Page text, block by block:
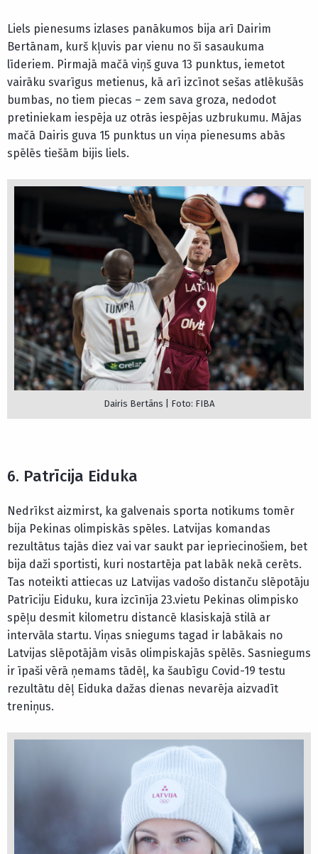
Liels pienesums izlases panākumos bija arī Dairim
Bertānam, kurš kļuvis par vienu no šī sasaukuma
līderiem. Pirmajā mačā viņš guva 13 punktus, iemetot
vairāku svarīgus metienus, kā arī izcīnot sešas atlēkušās
bumbas, no tiem piecas – zem sava groza, nedodot
pretiniekam iespēja uz otrās iespējas uzbrukumu. Mājas
mačā Dairis guva 15 punktus un viņa pienesums abās
spēlēs tiešām bijis liels.
Dairis Bertāns | Foto: FIBA
6. Patrīcija Eiduka
Nedrīkst aizmirst, ka galvenais sporta notikums tomēr
bija Pekinas olimpiskās spēles. Latvijas komandas
rezultātus tajās diez vai var saukt par iepriecinošiem, bet
bija daži sportisti, kuri nostartēja pat labāk nekā cerēts.
Tas noteikti attiecas uz Latvijas vadošo distanču slēpotāju
Patrīciju Eiduku, kura izcīnīja 23.vietu Pekinas olimpisko
spēļu desmit kilometru distancē klasiskajā stilā ar
intervāla startu. Viņas sniegums tagad ir labākais no
Latvijas slēpotājām visās olimpiskajās spēlēs. Sasniegums
ir īpaši vērā ņemams tādēļ, ka šaubīgu Covid-19 testu
rezultātu dēļ Eiduka dažas dienas nevarēja aizvadīt
treniņus.